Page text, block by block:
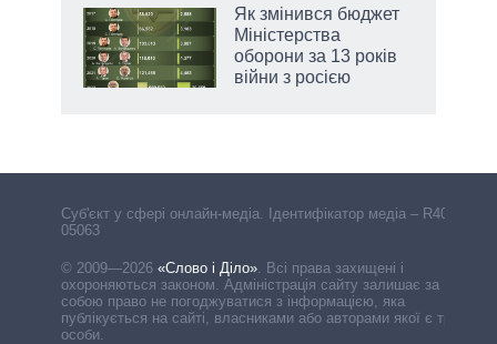
Як змінився бюджет
Міністерства
оборони за 13 років
війни з росією
Cуб'єкт у сфері онлайн-медіа. Ідентифікатор медіа – R40-
05063
© 2009—2026 «Слово і Діло» Всі права захищені і
охороняються законом. Адміністрація сайту залишає за
собою право не погоджуватися з інформацією, яка
публікується на сайті, власниками або авторами якої є треті
особи.